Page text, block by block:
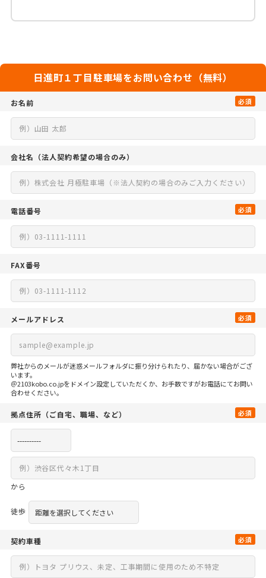
日進町１丁目駐車場をお問い合わせ（無料）
お名前 必須
会社名 （法人契約希望の場合のみ）
電話番号 必須
FAX番号
メールアドレス 必須
弊社からのメールが迷惑メールフォルダに振り分けられたり、届かない場合がござ
います。
＠2103kobo.co.jpをドメイン設定していただくか、お手数ですがお電話にてお問い
合わせください。
拠点住所 （ご自宅、 職場、など） 必須
から
徒歩
契約車種 必須